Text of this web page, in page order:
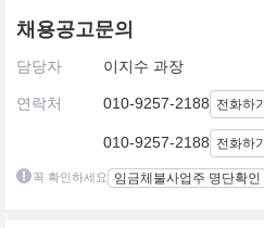
채용공고문의
담당자 이지수 과장
연락처 010-9257-2188 전화하기
010-9257-2188 전화하기
꼭 확인하세요 임금체불사업주 명단확인